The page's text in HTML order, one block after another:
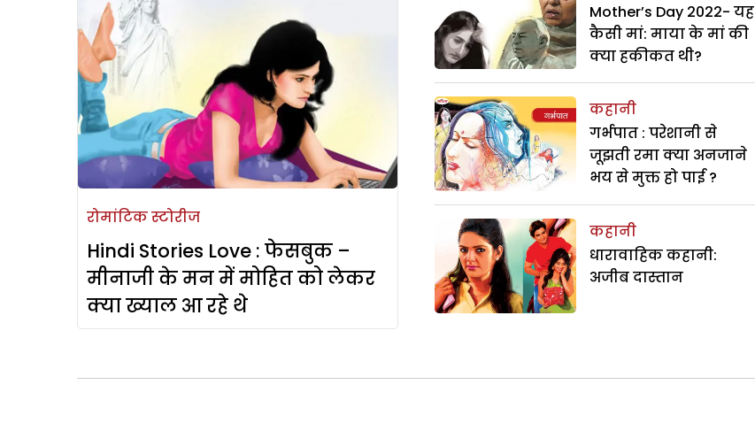
रोमांटिक स्टोरीज
Hindi Stories Love : फेसबुक –
मीनाजी के मन में मोहित को लेकर
क्या ख्याल आ रहे थे
Mother’s Day 2022- यह
कैसी मां: माया के मां की
क्या हकीकत थी?
कहानी
गर्भपात : परेशानी से
जूझती रमा क्या अनजाने
भय से मुक्त हो पाई ?
कहानी
धारावाहिक कहानी:
अजीब दास्तान